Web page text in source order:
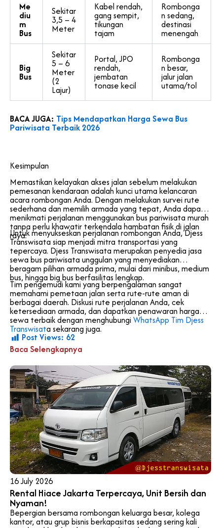
Me
diu
m
Bus
Sekitar
3,5 – 4
Meter
Kabel rendah,
gang sempit,
tikungan
tajam
Rombonga
n sedang,
destinasi
menengah
Big
Bus
Sekitar
5 – 6
Meter
(2
Lajur)
Portal, JPO
rendah,
jembatan
tonase kecil
Rombonga
n besar,
jalur jalan
utama/tol
BACA JUGA: Tips Mendapatkan Harga Sewa Bus
Pariwisata Terbaik 2026
Kesimpulan
Memastikan kelayakan akses jalan sebelum melakukan
pemesanan kendaraan adalah kunci utama kelancaran
acara rombongan Anda. Dengan melakukan survei rute
sederhana dan memilih armada yang tepat, Anda dapat
menikmati perjalanan menggunakan bus pariwisata murah
tanpa perlu khawatir terkendala hambatan fisik di jalan
raya.
Untuk menyukseskan perjalanan rombongan Anda, Djess
Transwisata siap menjadi mitra transportasi yang
tepercaya. Djess Transwisata merupakan penyedia jasa
sewa bus pariwisata unggulan yang menyediakan
beragam pilihan armada prima, mulai dari minibus, medium
bus, hingga big bus berfasilitas lengkap.
Tim pengemudi kami yang berpengalaman sangat
memahami pemetaan jalan serta rute-rute aman di
berbagai daerah. Diskusi rute perjalanan Anda, cek
ketersediaan armada, dan dapatkan penawaran harga
sewa terbaik dengan menghubungi WhatsApp Tim Djess
Transwisata sekarang juga.
Post Views: 62
Baca Selengkapnya
16 July 2026
Rental Hiace Jakarta Terpercaya, Unit Bersih dan
Nyaman!
Bepergian bersama rombongan keluarga besar, kolega
kantor, atau grup bisnis berkapasitas sedang sering kali